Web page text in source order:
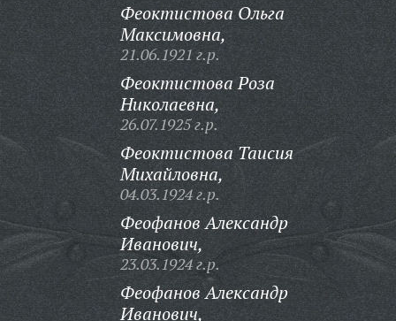
Феоктистова Ольга
Максимовна,
21.06.1921 г.р.
Феоктистова Роза
Николаевна,
26.07.1925 г.р.
Феоктистова Таисия
Михайловна,
04.03.1924 г.р.
Феофанов Александр
Иванович,
23.03.1924 г.р.
Феофанов Александр
Иванович,